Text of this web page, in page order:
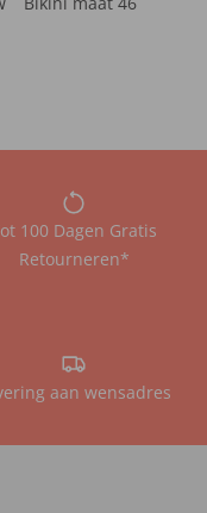
100 Dagen Gratis
Retourneren*
aan wensadres